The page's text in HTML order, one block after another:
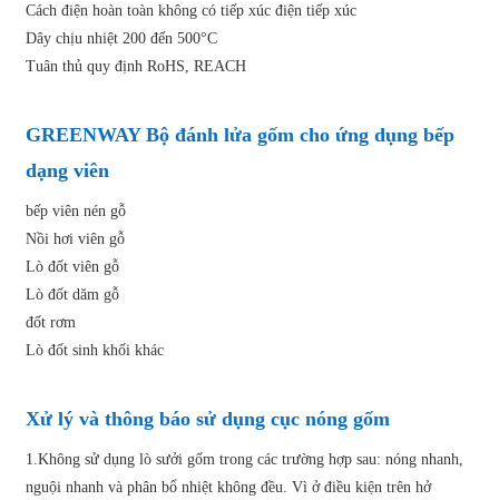
Cách điện hoàn toàn không có tiếp xúc điện tiếp xúc
Dây chịu nhiệt 200 đến 500°C
Tuân thủ quy định RoHS, REACH
GREENWAY Bộ đánh lửa gốm cho ứng dụng bếp
dạng viên
bếp viên nén gỗ
Nồi hơi viên gỗ
Lò đốt viên gỗ
Lò đốt dăm gỗ
đốt rơm
Lò đốt sinh khối khác
Xử lý và thông báo sử dụng cục nóng gốm
1.Không sử dụng lò sưởi gốm trong các trường hợp sau: nóng nhanh,
nguội nhanh và phân bổ nhiệt không đều. Vì ở điều kiện trên hở